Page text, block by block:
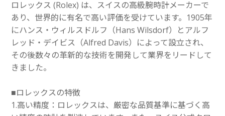
ロレックス (Rolex) は、スイスの高級腕時計メーカーで
あり、世界的に有名で高い評価を受けています。1905年
にハンス・ウィルスドルフ（Hans Wilsdorf）とアルフ
レッド・デイビス（Alfred Davis）によって設立され、
その後数々の革新的な技術を開発して業界をリードして
きました。
■ロレックスの特徴
1.高い精度：ロレックスは、厳密な品質基準に基づく高